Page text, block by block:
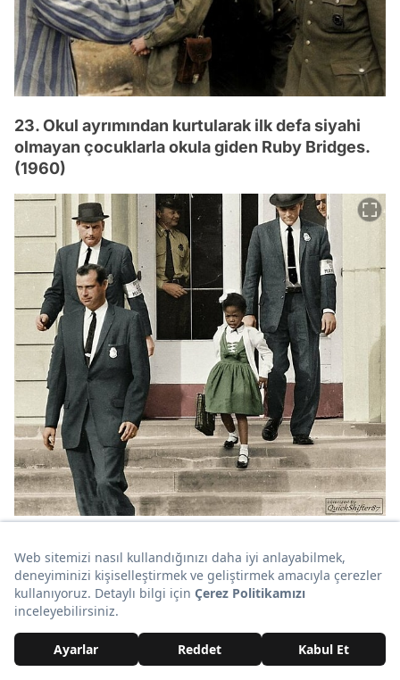
23. Okul ayrımından kurtularak ilk defa siyahi
olmayan çocuklarla okula giden Ruby Bridges.
(1960)
buluşalım...
Keşfetile ziyaret ettiğin
Video
Test
Magazin
Test